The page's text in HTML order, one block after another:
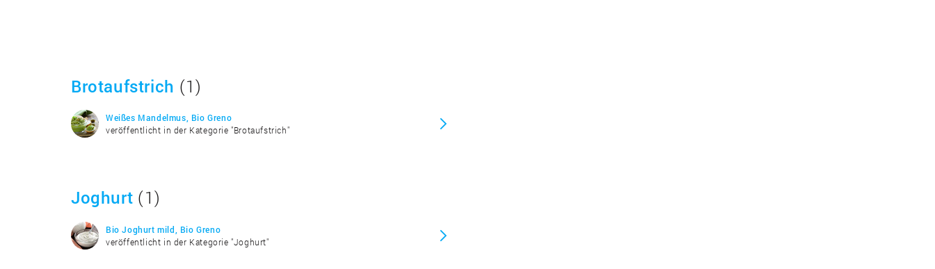
Brotaufstrich (1)
Weißes Mandelmus, Bio Greno
veröffentlicht in der Kategorie "Brotaufstrich"
Joghurt (1)
Bio Joghurt mild, Bio Greno
veröffentlicht in der Kategorie "Joghurt"